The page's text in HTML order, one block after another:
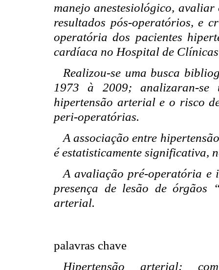
manejo anestesiológico,
resultados pós-operatórios, e
operatória dos pacientes
cardíaca no Hospital de
Realizou-se uma busca
1973 à 2009; analizaran-
hipertensão arterial e o risco
peri-operatórias.
A associação entre
é estatisticamente significativa,
A avaliação pré-operatória e
presença de lesão de órgãos
arterial.
palavras chave
Hipertensão arterial;